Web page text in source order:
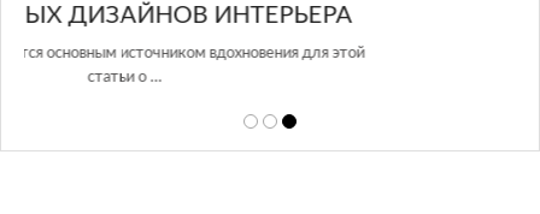
ПОДХОД К ДИЗАЙНУ
Glazov Design Group- это одна из лучших студий дизайна интерьера